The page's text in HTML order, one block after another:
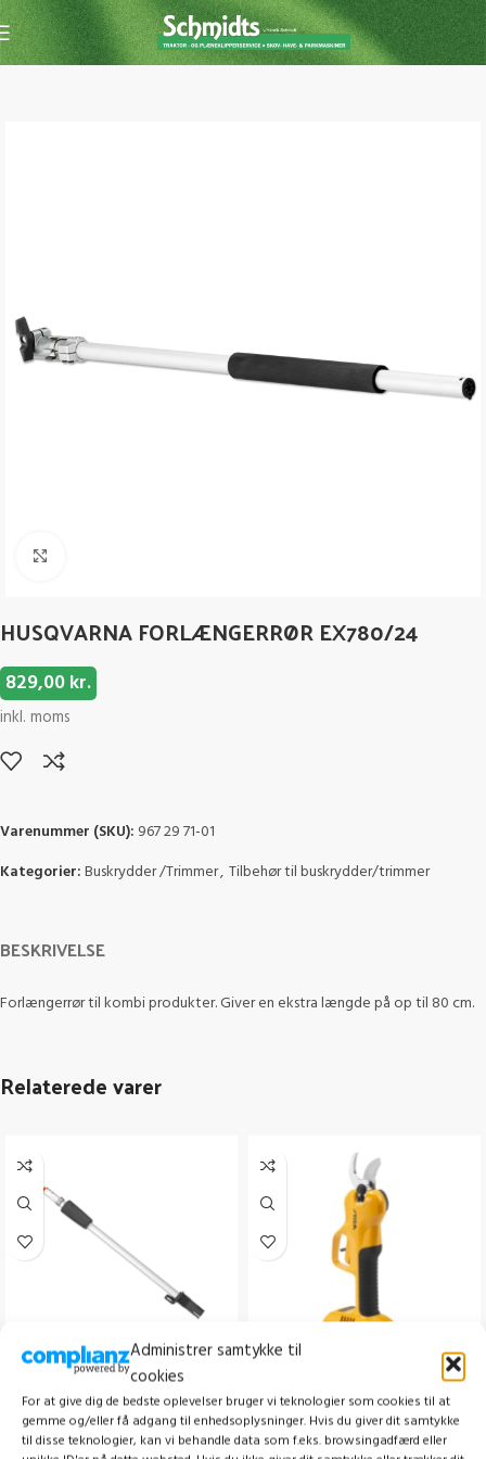
Administrer samtykke til
cookies
For at give dig de bedste oplevelser bruger vi teknologier som cookies til at
gemme og/eller få adgang til enhedsoplysninger. Hvis du giver dit samtykke
til disse teknologier, kan vi behandle data som f.eks. browsingadfærd eller
Forside Buskrydder /Trimmer Tilbehør til buskrydder/trimmer
HUSQVARNA FORLÆNGERRØR EX780/24
829,00kr.
inkl. moms
Varenummer (SKU): 967 29 71-01
Kategorier:Buskrydder /Trimmer, Tilbehør til buskrydder/trimmer
BESKRIVELSE
Forlængerrør til kombi produkter. Giver en ekstra længde på op til 80 cm.
Relaterede varer
HUSQVARNA DE110
Forlængerrør
Buskrydder /Trimmer ,Tilbehør til
Buskrydder /Trimmer,Alle
buskrydder/trimmer,